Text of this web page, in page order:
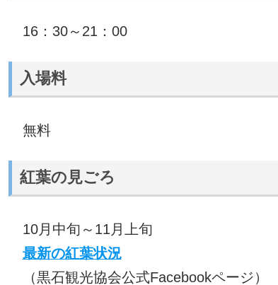
16：30～21：00
入場料
無料
紅葉の見ごろ
10月中旬～11月上旬
最新の紅葉状況
（黒石観光協会公式Facebookページ）